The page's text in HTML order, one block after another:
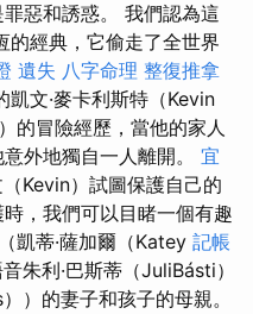
惡和誘惑。 我們認為這
的經典，它偷走了全世界
遺失 八字命理 整復推拿
凱文·麥卡利斯特（Kevin
的冒險經歷，當他的家人
外地獨自一人離開。 宜
Kevin）試圖保護自己的
，我們可以目睹一個有趣
凱蒂·薩加爾（Katey 記帳
朱利·巴斯蒂（JuliBásti）
）的妻子和孩子的母親。